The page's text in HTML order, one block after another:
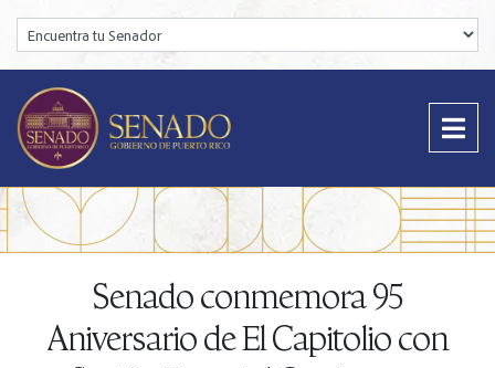
Encuentra tu Senador:
Senado conmemora 95
Aniversario de El Capitolio con